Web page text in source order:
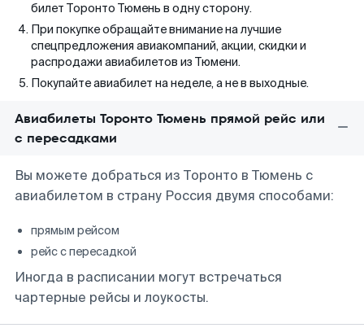
билет Торонто Тюмень в одну сторону.
При покупке обращайте внимание на лучшие
спецпредложения авиакомпаний, акции, скидки и
распродажи авиабилетов из Тюмени.
Покупайте авиабилет на неделе, а не в выходные.
Авиабилеты Торонто Тюмень прямой рейс или
с пересадками
Вы можете добраться из Торонто в Тюмень с
авиабилетом в страну Россия двумя способами:
прямым рейсом
рейс с пересадкой
Иногда в расписании могут встречаться
чартерные рейсы и лоукосты.